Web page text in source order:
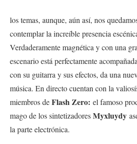
los temas, aunque, aún así, nos
contemplar la increíble presencia
Verdaderamente magnética y con una
escenario está perfectamente
con su guitarra y sus efectos, da una
música. En directo cuentan con la
miembros deFlash Zero: el famoso
mago de los sintetizadoresMyxluydy
la parte electrónica.